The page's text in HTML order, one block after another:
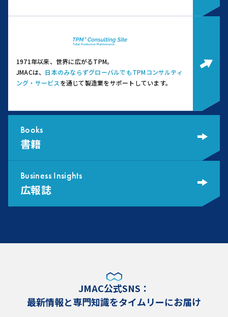
1971年以来、世界に広がるTPM。
JMACは、 日本のみならずグローバルでもTPMコンサルティ
ング・サービス を通じて製造業をサポートしています。
Books
書籍
Business Insights
広報誌
JMAC公式SNS：
最新情報と専門知識をタイムリーにお届け